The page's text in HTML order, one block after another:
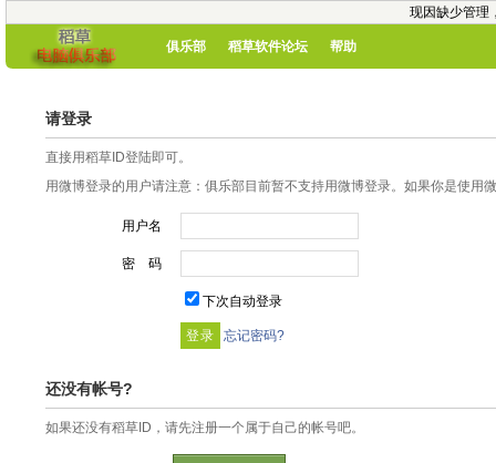
现因缺少管理
俱乐部 稻草软件论坛 帮助
请登录
直接用稻草ID登陆即可。
用微博登录的用户请注意：俱乐部目前暂不支持用微博登录。如果你是使用
用户名
密 码
下次自动登录
忘记密码?
还没有帐号?
如果还没有稻草ID，请先注册一个属于自己的帐号吧。